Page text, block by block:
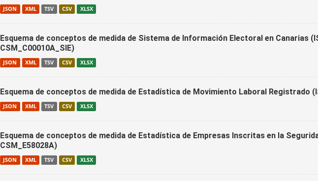
JSON XML TSV CSV XLSX
Esquema de conceptos de medida de Sistema de Información Electoral en Canarias
CSM_C00010A_SIE)
JSON XML TSV CSV XLSX
Esquema de conceptos de medida de Estadística de Movimiento Laboral Registrado
JSON XML TSV CSV XLSX
Esquema de conceptos de medida de Estadística de Empresas Inscritas en la
CSM_E58028A)
JSON XML TSV CSV XLSX